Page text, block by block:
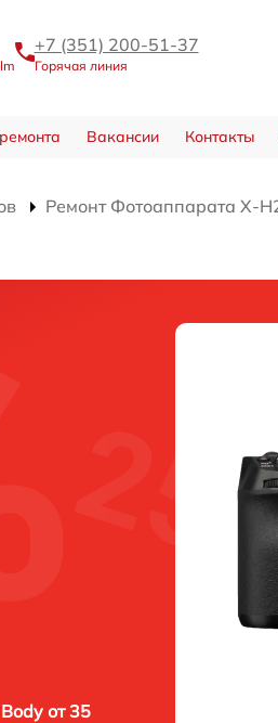
+7 (351) 200-51-37
Горячая линия
Вакансии Контакты
Ремонт Фотоаппарата X-
от 35